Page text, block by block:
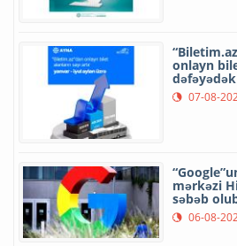
onlayn
07-08-
mərkəzi
səbəb
06-08-